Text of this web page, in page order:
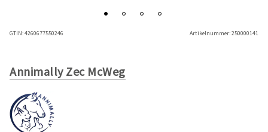
GTIN:4260677550246 Artikelnummer:250000141
Annimally Zec McWeg